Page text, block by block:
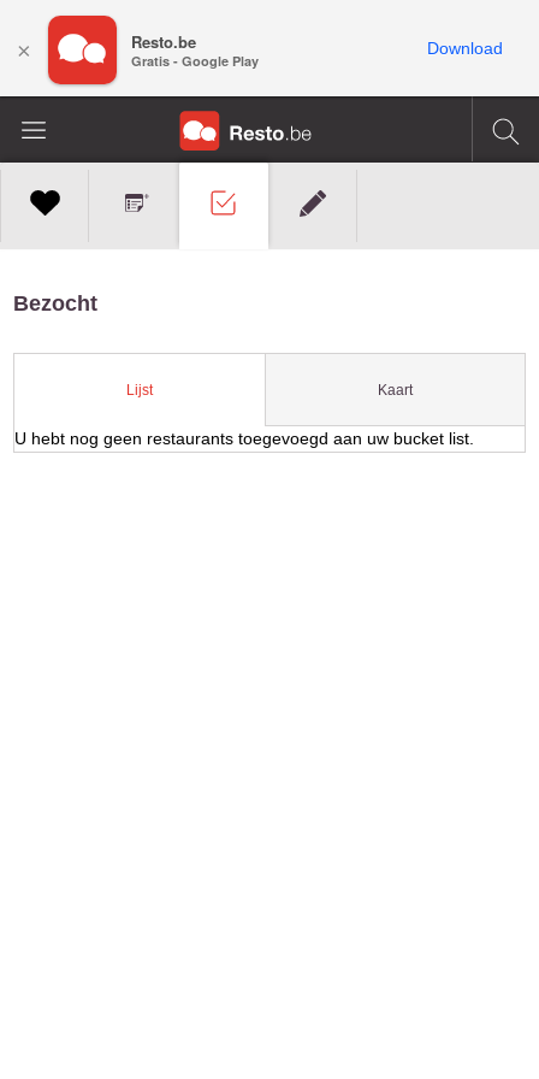
Bezocht
Lijst Kaart
U hebt nog geen restaurants toegevoegd aan uw bucket list.
× Resto.be
Gratis - Google Play
Download